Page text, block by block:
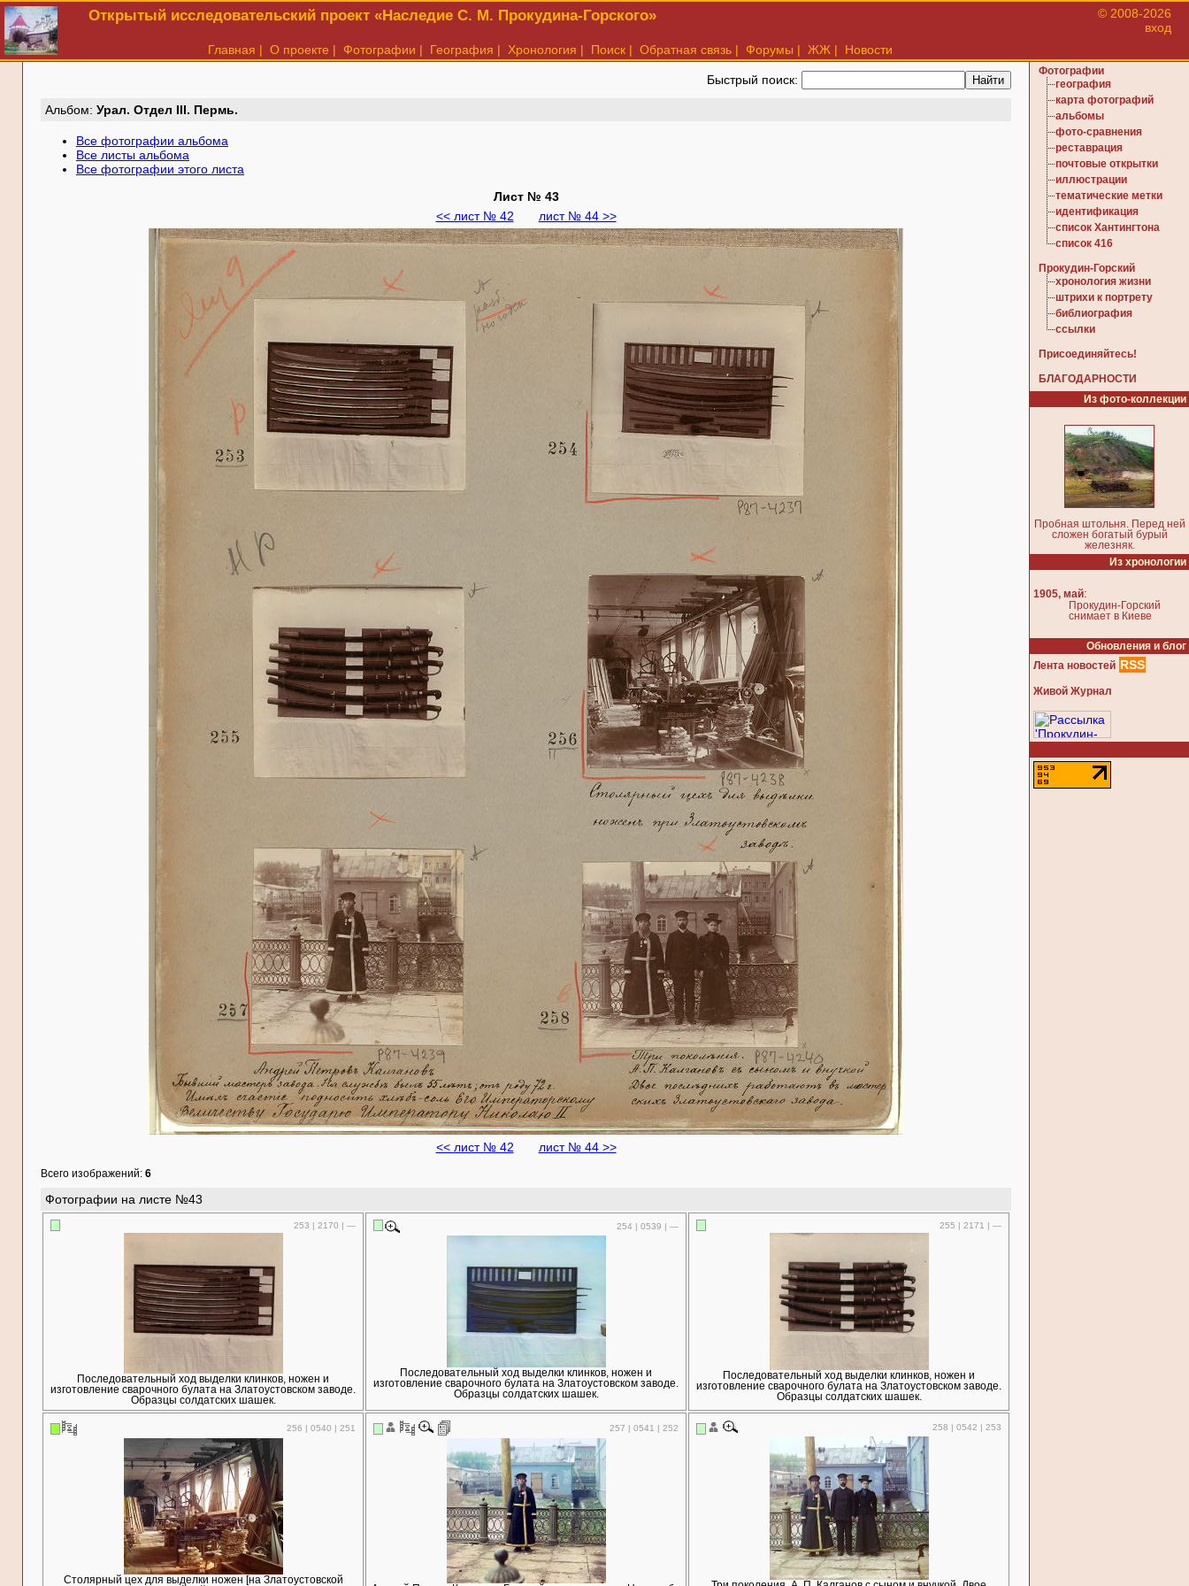
Открытый исследовательский проект «Наследие С. М. Прокудина-Горского»
© 2008-2026
вход
Главная | О проекте | Фотографии | География | Хронология | Поиск | Обратная связь | Форумы | ЖЖ | Новости
Быстрый поиск:
Aльбом: Урал. Отдел III. Пермь.
Все фотографии альбома
Все листы альбома
Все фотографии этого листа
Лист № 43
<< лист № 42
лист № 44 >>
<< лист № 42 лист № 44 >>
Всего изображений: 6
Фотографии на листе №43
253 | 2170 | —
Последовательный ход выделки клинков, ножен и
изготовление сварочного булата на Златоустовском заводе.
Образцы солдатских шашек.
254 | 0539 | —
Последовательный ход выделки клинков, ножен и
изготовление сварочного булата на Златоустовском заводе.
Образцы солдатских шашек.
255 | 2171 | —
Последовательный ход выделки клинков, ножен и
изготовление сварочного булата на Златоустовском заводе.
Образцы солдатских шашек.
256 | 0540 | 251
Столярный цех для выделки ножен [на Златоустовской
257 | 0541 | 252 258 | 0542 | 253
Фотографии
география
карта фотографий
альбомы
фото-сравнения
реставрация
почтовые открытки
иллюстрации
тематические метки
идентификация
список Хантингтона
список 416
Прокудин-Горский
хронология жизни
штрихи к портрету
библиография
ссылки
Присоединяйтесь!
БЛАГОДАРНОСТИ
Из фото-коллекции
Пробная штольня. Перед ней
сложен богатый бурый
железняк.
Из хронологии
1905, май:
Прокудин-Горский
снимает в Киеве
Обновления и блог
Лента новостей RSS
Живой Журнал